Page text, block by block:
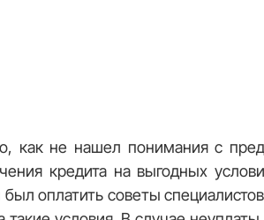
как не нашел понимания с
кредита на выгодных
оплатить советы